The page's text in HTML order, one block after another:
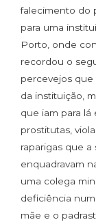
falecimento do
para uma
Porto, onde
recordou o
percevejos que
da instituição,
que iam para lá
prostitutas,
raparigas que
enquadravam
uma colega
deficiência
mãe e o